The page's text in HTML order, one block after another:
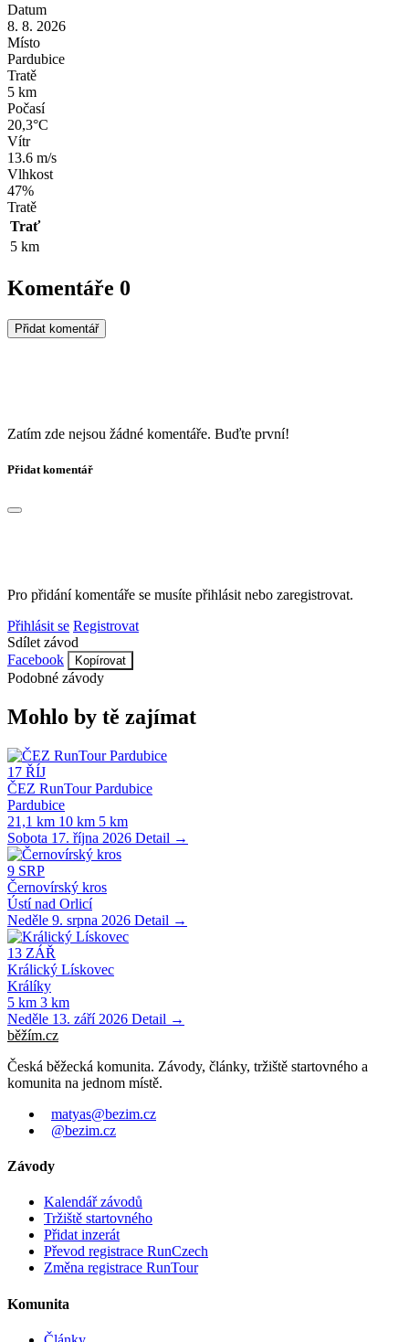
Datum
8. 8. 2026
Místo
Pardubice
Tratě
5 km
Počasí
20,3°C
Vítr
13.6 m/s
Vlhkost
47%
Tratě
Trať
5 km
Komentáře 0
Přidat komentář
Zatím zde nejsou žádné komentáře. Buďte první!
Přidat komentář
Pro přidání komentáře se musíte přihlásit nebo zaregistrovat.
Přihlásit se Registrovat
Sdílet závod
Facebook
Kopírovat
Podobné závody
Mohlo by tě zajímat
17 ŘÍJ
ČEZ RunTour Pardubice
Pardubice
21,1 km 10 km 5 km
Sobota 17. října 2026 Detail →
9 SRP
Černovírský kros
Ústí nad Orlicí
Neděle 9. srpna 2026 Detail →
13 ZÁŘ
Králický Lískovec
Králíky
5 km 3 km
Neděle 13. září 2026 Detail →
běžím.cz
Česká běžecká komunita. Závody, články, tržiště startovného a
komunita na jednom místě.
matyas@bezim.cz
@bezim.cz
Závody
Kalendář závodů
Tržiště startovného
Přidat inzerát
Převod registrace RunCzech
Změna registrace RunTour
Komunita